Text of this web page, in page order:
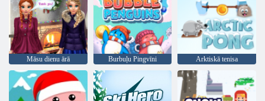
Māsu dienu ārā Burbuļu Pingvīni Arktiskā tenisa